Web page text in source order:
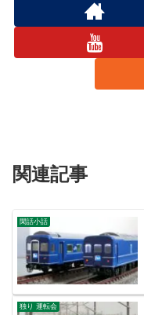
関連記事
閑話小話
独り 運転会